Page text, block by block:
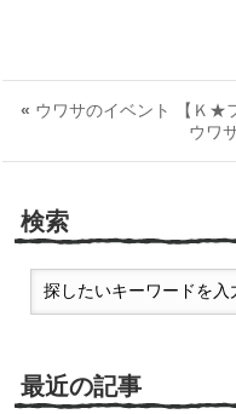
« ウワサのイベント 【Ｋ★
ウワ
検索
最近の記事